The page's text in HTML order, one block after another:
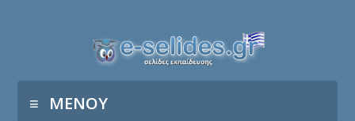
ΜΕΝΟΥ